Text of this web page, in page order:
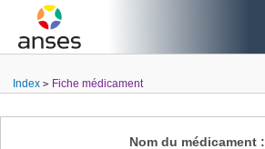
Index Fiche médicament
Nom du médicament :